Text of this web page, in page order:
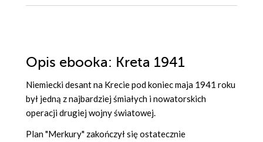
Opis ebooka: Kreta 1941
Niemiecki desant na Krecie pod koniec maja 1941 roku
był jedną z najbardziej śmiałych i nowatorskich
operacji drugiej wojny światowej.
Plan "Merkury" zakończył się ostatecznie